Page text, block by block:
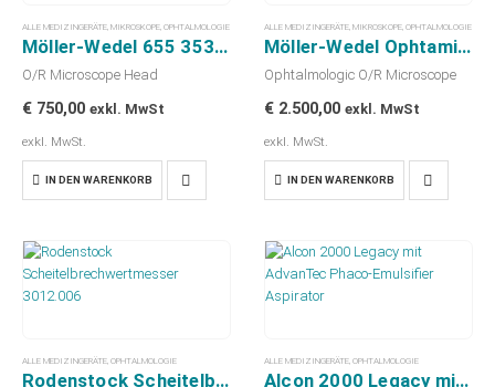
ALLE MEDIZINGERÄTE MIKROSKOPE OPHTALMOLOGIE
Möller-Wedel 655 353 Haag-Streit 655 353 OP Mikroskop Kopf Binocular Optik
O/R Microscope Head
€ 750,00 exkl. MwSt
exkl. MwSt.
IN DEN WARENKORB
ALLE MEDIZINGERÄTE MIKROSKOPE OPHTALMOLOGIE
Möller-Wedel Ophtamic 900S Haag-Streit OP Mikroskop
Ophtalmologic O/R Microscope
€ 2.500,00 exkl. MwSt
exkl. MwSt.
IN DEN WARENKORB
ALLE MEDIZINGERÄTE OPHTALMOLOGIE
Rodenstock Scheitelbrechwertmesser 3012.006
ALLE MEDIZINGERÄTE OPHTALMOLOGIE
Alcon 2000 Legacy mit AdvanTec Phaco-Emulsifier Aspirator